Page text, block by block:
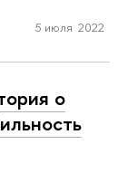
5 июля 2022
о